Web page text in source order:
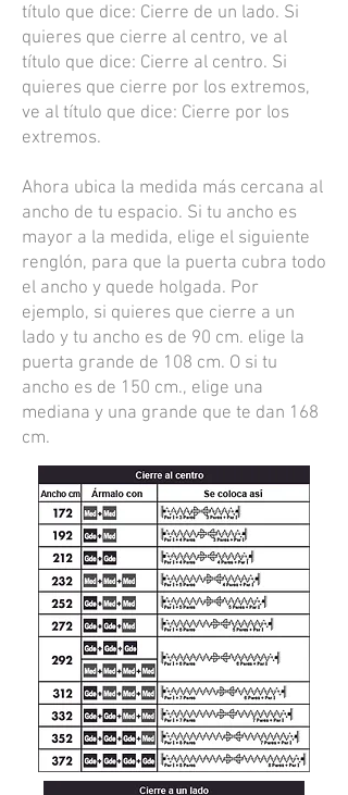
título que dice: Cierre de un lado. Si
quieres que cierre al centro, ve al
título que dice: Cierre al centro. Si
quieres que cierre por los extremos,
ve al título que dice: Cierre por los
extremos.
Ahora ubica la medida más cercana al
ancho de tu espacio. Si tu ancho es
mayor a la medida, elige el siguiente
renglón, para que la puerta cubra todo
el ancho y quede holgada. Por
ejemplo, si quieres que cierre a un
lado y tu ancho es de 90 cm. elige la
puerta grande de 108 cm. O si tu
ancho es de 150 cm., elige una
mediana y una grande que te dan 168
cm.